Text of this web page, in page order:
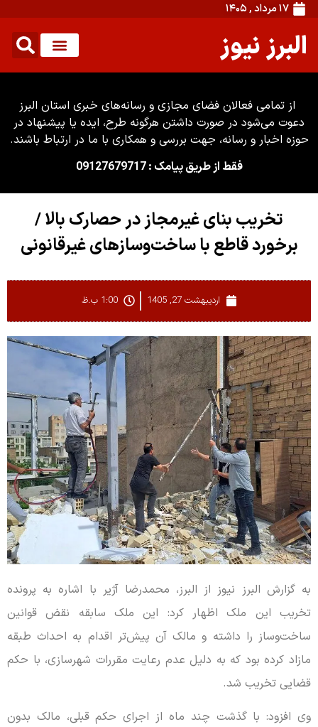
۱۷ مرداد , ۱۴۰۵
البرز نیوز
از تمامی فعالان فضای مجازی و رسانه‌های خبری استان البرز
دعوت می‌شود در صورت داشتن هرگونه طرح، ایده یا پیشنهاد در
حوزه اخبار و رسانه، جهت بررسی و همکاری با ما در ارتباط باشند.
فقط از طریق پیامک : 09127679717
تخریب بنای غیرمجاز در حصارک بالا /
برخورد قاطع با ساخت‌وسازهای غیرقانونی
اردیبهشت 27, 1405 1:00 ب.ظ
به گزارش البرز نیوز از البرز، محمدرضا آژیر با اشاره به پرونده
تخریب این ملک اظهار کرد: این ملک سابقه نقض قوانین
ساخت‌وساز را داشته و مالک آن پیش‌تر اقدام به احداث طبقه
مازاد کرده بود که به دلیل عدم رعایت مقررات شهرسازی، با حکم
قضایی تخریب شد.
وی افزود: با گذشت چند ماه از اجرای حکم قبلی، مالک بدون